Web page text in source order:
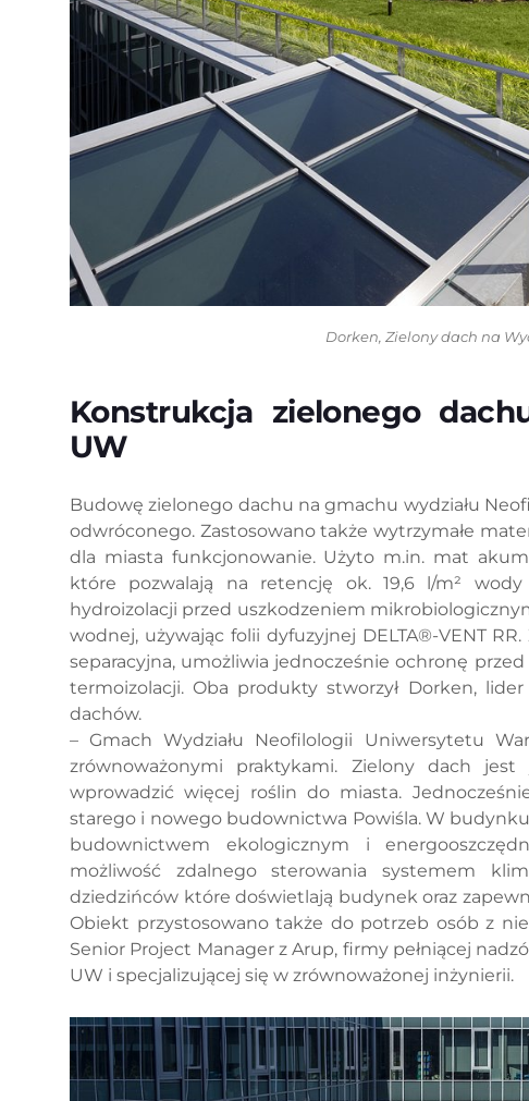
Dorken, Zielony dach na
Konstrukcja zielonego
UW
Budowę zielonego dachu na gmachu wydziału
odwróconego. Zastosowano także wytrzymałe
dla miasta funkcjonowanie. Użyto m.in. mat
które pozwalają na retencję ok. 19,6 l/m²
hydroizolacji przed uszkodzeniem
wodnej, używając folii dyfuzyjnej DELTA®-VENT
separacyjna, umożliwia jednocześnie ochronę
termoizolacji. Oba produkty stworzył Dorken,
dachów.
– Gmach Wydziału Neofilologii Uniwersytetu
zrównoważonymi praktykami. Zielony dach
wprowadzić więcej roślin do miasta.
starego i nowego budownictwa Powiśla. W
budownictwem ekologicznym i
możliwość zdalnego sterowania systemem
dziedzińców które doświetlają budynek oraz
Obiekt przystosowano także do potrzeb osób z
Senior Project Manager z Arup, firmy pełniącej
UW i specjalizującej się w zrównoważonej inżynierii.